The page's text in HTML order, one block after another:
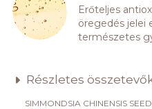
Erőteljes
öregedés jelei
természetes
Részletes
SIMMONDSIA CHINENSIS